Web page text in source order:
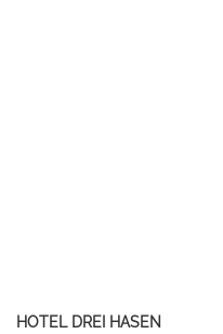
HOTEL DREI HASEN